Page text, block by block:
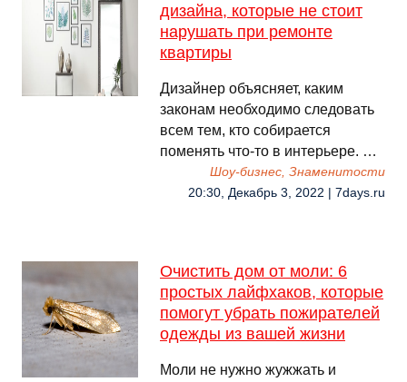
дизайна, которые не стоит
нарушать при ремонте
квартиры
Дизайнер объясняет, каким
законам необходимо следовать
всем тем, кто собирается
поменять что-то в интерьере. …
Шоу-бизнес, Знаменитости
20:30, Декабрь 3, 2022 | 7days.ru
Очистить дом от моли: 6
простых лайфхаков, которые
помогут убрать пожирателей
одежды из вашей жизни
Моли не нужно жужжать и